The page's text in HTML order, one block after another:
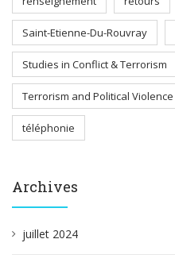
Saint-Etienne-Du-Rouvray
Studies in Conflict & Terrorism
Terrorism and Political Violence
téléphonie
Archives
juillet 2024